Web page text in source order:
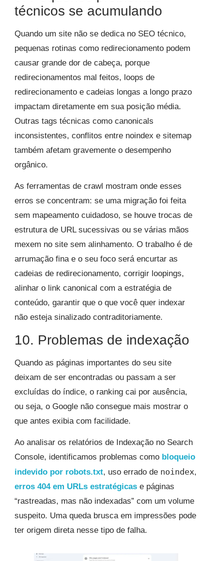
técnicos se acumulando
Quando um site não se dedica no SEO técnico,
pequenas rotinas como redirecionamento podem
causar grande dor de cabeça, porque
redirecionamentos mal feitos, loops de
redirecionamento e cadeias longas a longo prazo
impactam diretamente em sua posição média.
Outras tags técnicas como canonicals
inconsistentes, conflitos entre noindex e sitemap
também afetam gravemente o desempenho
orgânico.
As ferramentas de crawl mostram onde esses
erros se concentram: se uma migração foi feita
sem mapeamento cuidadoso, se houve trocas de
estrutura de URL sucessivas ou se várias mãos
mexem no site sem alinhamento. O trabalho é de
arrumação fina e o seu foco será encurtar as
cadeias de redirecionamento, corrigir loopings,
alinhar o link canonical com a estratégia de
conteúdo, garantir que o que você quer indexar
não esteja sinalizado contraditoriamente.
10. Problemas de indexação
Quando as páginas importantes do seu site
deixam de ser encontradas ou passam a ser
excluídas do índice, o ranking cai por ausência,
ou seja, o Google não consegue mais mostrar o
que antes exibia com facilidade.
Ao analisar os relatórios de Indexação no Search
Console, identificamos problemas como bloqueio
indevido por robots.txt, uso errado de noindex,
erros 404 em URLs estratégicas e páginas
“rastreadas, mas não indexadas” com um volume
suspeito. Uma queda brusca em impressões pode
ter origem direta nesse tipo de falha.